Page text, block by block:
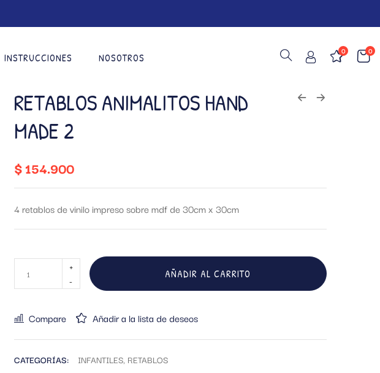
INSTRUCCIONES NOSOTROS
0
0
RETABLOS ANIMALITOS HAND
MADE 2
$154.900
4 retablos de vinilo impreso sobre mdf de 30cm x 30cm
AÑADIR AL CARRITO
Compare Añadir a la lista de deseos
CATEGORÍAS: INFANTILES, RETABLOS